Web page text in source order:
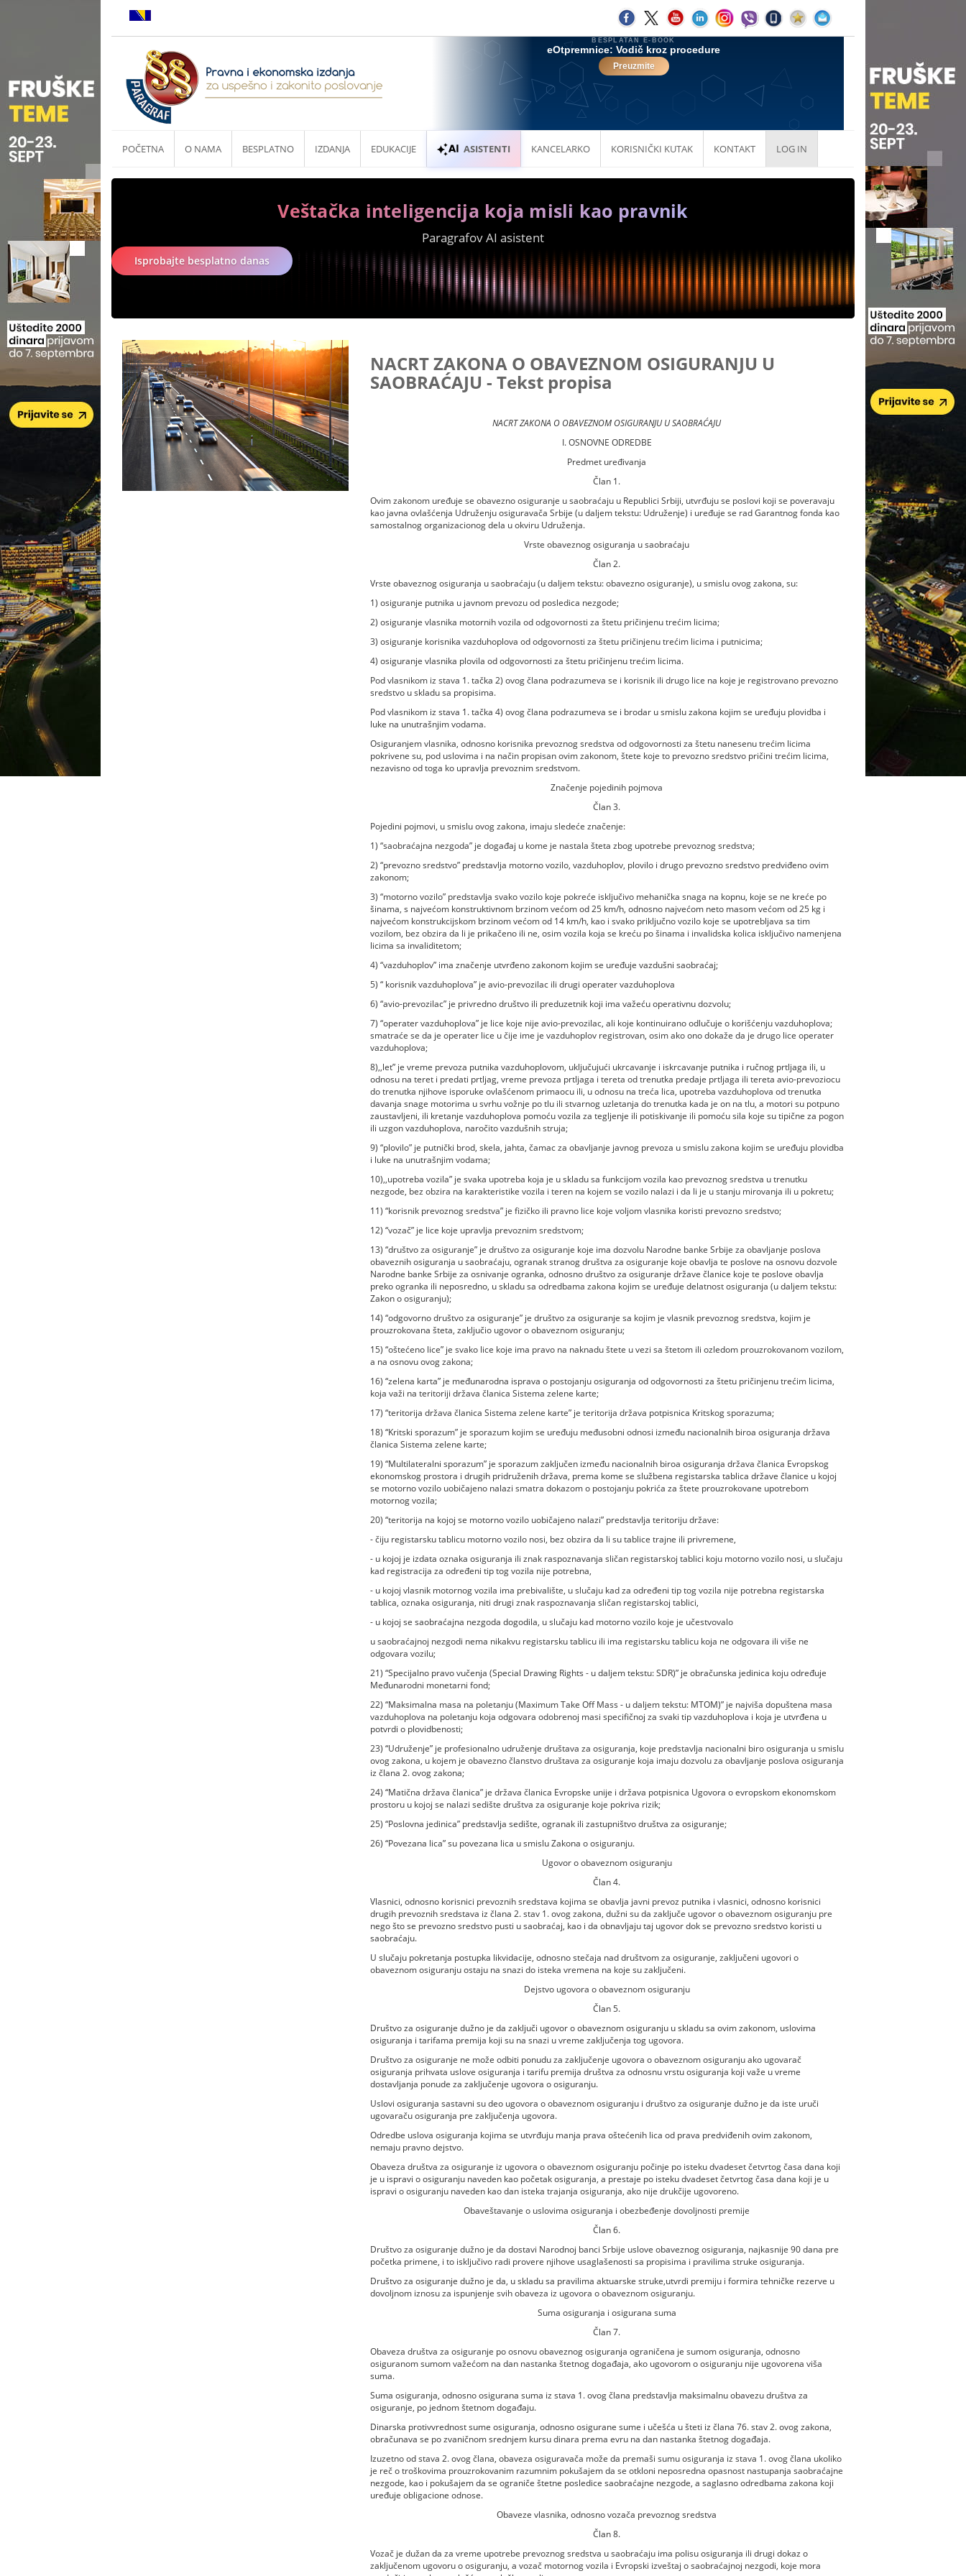
POČETNA O NAMA BESPLATNO IZDANJA EDUKACIJE ASISTENTI KANCELARKO KORISNIČKI KUTAK KONTAKT LOG IN
Veštačka inteligencija koja misli kao pravnik
Paragrafov AI asistent
Isprobajte besplatno danas
NACRT ZAKONA O OBAVEZNOM OSIGURANJU U
SAOBRAĆAJU - Tekst propisa
NACRT ZAKONA O OBAVEZNOM OSIGURANJU U SAOBRAĆAJU
I. OSNOVNE ODREDBE
Predmet uređivanja
Član 1.
Ovim zakonom uređuje se obavezno osiguranje u saobraćaju u Republici Srbiji, utvrđuju se poslovi koji se poveravaju
kao javna ovlašćenja Udruženju osiguravača Srbije (u daljem tekstu: Udruženje) i uređuje se rad Garantnog fonda kao
samostalnog organizacionog dela u okviru Udruženja.
Vrste obaveznog osiguranja u saobraćaju
Član 2.
Vrste obaveznog osiguranja u saobraćaju (u daljem tekstu: obavezno osiguranje), u smislu ovog zakona, su:
1) osiguranje putnika u javnom prevozu od posledica nezgode;
2) osiguranje vlasnika motornih vozila od odgovornosti za štetu pričinjenu trećim licima;
3) osiguranje korisnika vazduhoplova od odgovornosti za štetu pričinjenu trećim licima i putnicima;
4) osiguranje vlasnika plovila od odgovornosti za štetu pričinjenu trećim licima.
Pod vlasnikom iz stava 1. tačka 2) ovog člana podrazumeva se i korisnik ili drugo lice na koje je registrovano prevozno
sredstvo u skladu sa propisima.
Pod vlasnikom iz stava 1. tačka 4) ovog člana podrazumeva se i brodar u smislu zakona kojim se uređuju plovidba i
luke na unutrašnjim vodama.
Osiguranjem vlasnika, odnosno korisnika prevoznog sredstva od odgovornosti za štetu nanesenu trećim licima
pokrivene su, pod uslovima i na način propisan ovim zakonom, štete koje to prevozno sredstvo pričini trećim licima,
nezavisno od toga ko upravlja prevoznim sredstvom.
Značenje pojedinih pojmova
Član 3.
Pojedini pojmovi, u smislu ovog zakona, imaju sledeće značenje:
1) “saobraćajna nezgoda” je događaj u kome je nastala šteta zbog upotrebe prevoznog sredstva;
2) “prevozno sredstvo” predstavlja motorno vozilo, vazduhoplov, plovilo i drugo prevozno sredstvo predviđeno ovim
zakonom;
3) “motorno vozilo” predstavlja svako vozilo koje pokreće isključivo mehanička snaga na kopnu, koje se ne kreće po
šinama, s najvećom konstruktivnom brzinom većom od 25 km/h, odnosno najvećom neto masom većom od 25 kg i
najvećom konstrukcijskom brzinom većom od 14 km/h, kao i svako priključno vozilo koje se upotrebljava sa tim
vozilom, bez obzira da li je prikačeno ili ne, osim vozila koja se kreću po šinama i invalidska kolica isključivo namenjena
licima sa invaliditetom;
4) “vazduhoplov” ima značenje utvrđeno zakonom kojim se uređuje vazdušni saobraćaj;
5) “ korisnik vazduhoplova” je avio-prevozilac ili drugi operater vazduhoplova
6) “avio-prevozilac” je privredno društvo ili preduzetnik koji ima važeću operativnu dozvolu;
7) “operater vazduhoplova” je lice koje nije avio-prevozilac, ali koje kontinuirano odlučuje o korišćenju vazduhoplova;
smatraće se da je operater lice u čije ime je vazduhoplov registrovan, osim ako ono dokaže da je drugo lice operater
vazduhoplova;
8),,let” je vreme prevoza putnika vazduhoplovom, uključujući ukrcavanje i iskrcavanje putnika i ručnog prtljaga ili, u
odnosu na teret i predati prtljag, vreme prevoza prtljaga i tereta od trenutka predaje prtljaga ili tereta avio-prevoziocu
do trenutka njihove isporuke ovlašćenom primaocu ili, u odnosu na treća lica, upotreba vazduhoplova od trenutka
davanja snage motorima u svrhu vožnje po tlu ili stvarnog uzletanja do trenutka kada je on na tlu, a motori su potpuno
zaustavljeni, ili kretanje vazduhoplova pomoću vozila za tegljenje ili potiskivanje ili pomoću sila koje su tipične za pogon
ili uzgon vazduhoplova, naročito vazdušnih struja;
9) “plovilo” je putnički brod, skela, jahta, čamac za obavljanje javnog prevoza u smislu zakona kojim se uređuju plovidba
i luke na unutrašnjim vodama;
10),,upotreba vozila” je svaka upotreba koja je u skladu sa funkcijom vozila kao prevoznog sredstva u trenutku
nezgode, bez obzira na karakteristike vozila i teren na kojem se vozilo nalazi i da li je u stanju mirovanja ili u pokretu;
11) “korisnik prevoznog sredstva” je fizičko ili pravno lice koje voljom vlasnika koristi prevozno sredstvo;
12) “vozač” je lice koje upravlja prevoznim sredstvom;
13) “društvo za osiguranje” je društvo za osiguranje koje ima dozvolu Narodne banke Srbije za obavljanje poslova
obaveznih osiguranja u saobraćaju, ogranak stranog društva za osiguranje koje obavlja te poslove na osnovu dozvole
Narodne banke Srbije za osnivanje ogranka, odnosno društvo za osiguranje države članice koje te poslove obavlja
preko ogranka ili neposredno, u skladu sa odredbama zakona kojim se uređuje delatnost osiguranja (u daljem tekstu:
Zakon o osiguranju);
14) “odgovorno društvo za osiguranje” je društvo za osiguranje sa kojim je vlasnik prevoznog sredstva, kojim je
prouzrokovana šteta, zaključio ugovor o obaveznom osiguranju;
15) “oštećeno lice” je svako lice koje ima pravo na naknadu štete u vezi sa štetom ili ozledom prouzrokovanom vozilom,
a na osnovu ovog zakona;
16) “zelena karta” je međunarodna isprava o postojanju osiguranja od odgovornosti za štetu pričinjenu trećim licima,
koja važi na teritoriji država članica Sistema zelene karte;
17) “teritorija država članica Sistema zelene karte” je teritorija država potpisnica Kritskog sporazuma;
18) “Kritski sporazum” je sporazum kojim se uređuju međusobni odnosi između nacionalnih biroa osiguranja država
članica Sistema zelene karte;
19) “Multilateralni sporazum” je sporazum zaključen između nacionalnih biroa osiguranja država članica Evropskog
ekonomskog prostora i drugih pridruženih država, prema kome se službena registarska tablica države članice u kojoj
se motorno vozilo uobičajeno nalazi smatra dokazom o postojanju pokrića za štete prouzrokovane upotrebom
motornog vozila;
20) “teritorija na kojoj se motorno vozilo uobičajeno nalazi” predstavlja teritoriju države:
- čiju registarsku tablicu motorno vozilo nosi, bez obzira da li su tablice trajne ili privremene,
- u kojoj je izdata oznaka osiguranja ili znak raspoznavanja sličan registarskoj tablici koju motorno vozilo nosi, u slučaju
kad registracija za određeni tip tog vozila nije potrebna,
- u kojoj vlasnik motornog vozila ima prebivalište, u slučaju kad za određeni tip tog vozila nije potrebna registarska
tablica, oznaka osiguranja, niti drugi znak raspoznavanja sličan registarskoj tablici,
- u kojoj se saobraćajna nezgoda dogodila, u slučaju kad motorno vozilo koje je učestvovalo
u saobraćajnoj nezgodi nema nikakvu registarsku tablicu ili ima registarsku tablicu koja ne odgovara ili više ne
odgovara vozilu;
21) “Specijalno pravo vučenja (Special Drawing Rights - u daljem tekstu: SDR)” je obračunska jedinica koju određuje
Međunarodni monetarni fond;
22) “Maksimalna masa na poletanju (Maximum Take Off Mass - u daljem tekstu: MTOM)” je najviša dopuštena masa
vazduhoplova na poletanju koja odgovara odobrenoj masi specifičnoj za svaki tip vazduhoplova i koja je utvrđena u
potvrdi o plovidbenosti;
23) “Udruženje” je profesionalno udruženje društava za osiguranja, koje predstavlja nacionalni biro osiguranja u smislu
ovog zakona, u kojem je obavezno članstvo društava za osiguranje koja imaju dozvolu za obavljanje poslova osiguranja
iz člana 2. ovog zakona;
24) “Matična država članica” je država članica Evropske unije i država potpisnica Ugovora o evropskom ekonomskom
prostoru u kojoj se nalazi sedište društva za osiguranje koje pokriva rizik;
25) “Poslovna jedinica” predstavlja sedište, ogranak ili zastupništvo društva za osiguranje;
26) “Povezana lica” su povezana lica u smislu Zakona o osiguranju.
Ugovor o obaveznom osiguranju
Član 4.
Vlasnici, odnosno korisnici prevoznih sredstava kojima se obavlja javni prevoz putnika i vlasnici, odnosno korisnici
drugih prevoznih sredstava iz člana 2. stav 1. ovog zakona, dužni su da zaključe ugovor o obaveznom osiguranju pre
nego što se prevozno sredstvo pusti u saobraćaj, kao i da obnavljaju taj ugovor dok se prevozno sredstvo koristi u
saobraćaju.
U slučaju pokretanja postupka likvidacije, odnosno stečaja nad društvom za osiguranje, zaključeni ugovori o
obaveznom osiguranju ostaju na snazi do isteka vremena na koje su zaključeni.
Dejstvo ugovora o obaveznom osiguranju
Član 5.
Društvo za osiguranje dužno je da zaključi ugovor o obaveznom osiguranju u skladu sa ovim zakonom, uslovima
osiguranja i tarifama premija koji su na snazi u vreme zaključenja tog ugovora.
Društvo za osiguranje ne može odbiti ponudu za zaključenje ugovora o obaveznom osiguranju ako ugovarač
osiguranja prihvata uslove osiguranja i tarifu premija društva za odnosnu vrstu osiguranja koji važe u vreme
dostavljanja ponude za zaključenje ugovora o osiguranju.
Uslovi osiguranja sastavni su deo ugovora o obaveznom osiguranju i društvo za osiguranje dužno je da iste uruči
ugovaraču osiguranja pre zaključenja ugovora.
Odredbe uslova osiguranja kojima se utvrđuju manja prava oštećenih lica od prava predviđenih ovim zakonom,
nemaju pravno dejstvo.
Obaveza društva za osiguranje iz ugovora o obaveznom osiguranju počinje po isteku dvadeset četvrtog časa dana koji
je u ispravi o osiguranju naveden kao početak osiguranja, a prestaje po isteku dvadeset četvrtog časa dana koji je u
ispravi o osiguranju naveden kao dan isteka trajanja osiguranja, ako nije drukčije ugovoreno.
Obaveštavanje o uslovima osiguranja i obezbeđenje dovoljnosti premije
Član 6.
Društvo za osiguranje dužno je da dostavi Narodnoj banci Srbije uslove obaveznog osiguranja, najkasnije 90 dana pre
početka primene, i to isključivo radi provere njihove usaglašenosti sa propisima i pravilima struke osiguranja.
Društvo za osiguranje dužno je da, u skladu sa pravilima aktuarske struke,utvrdi premiju i formira tehničke rezerve u
dovoljnom iznosu za ispunjenje svih obaveza iz ugovora o obaveznom osiguranju.
Suma osiguranja i osigurana suma
Član 7.
Obaveza društva za osiguranje po osnovu obaveznog osiguranja ograničena je sumom osiguranja, odnosno
osiguranom sumom važećom na dan nastanka štetnog događaja, ako ugovorom o osiguranju nije ugovorena viša
suma.
Suma osiguranja, odnosno osigurana suma iz stava 1. ovog člana predstavlja maksimalnu obavezu društva za
osiguranje, po jednom štetnom događaju.
Dinarska protivvrednost sume osiguranja, odnosno osigurane sume i učešća u šteti iz člana 76. stav 2. ovog zakona,
obračunava se po zvaničnom srednjem kursu dinara prema evru na dan nastanka štetnog događaja.
Izuzetno od stava 2. ovog člana, obaveza osiguravača može da premaši sumu osiguranja iz stava 1. ovog člana ukoliko
je reč o troškovima prouzrokovanim razumnim pokušajem da se otkloni neposredna opasnost nastupanja saobraćajne
nezgode, kao i pokušajem da se ograniče štetne posledice saobraćajne nezgode, a saglasno odredbama zakona koji
uređuje obligacione odnose.
Obaveze vlasnika, odnosno vozača prevoznog sredstva
Član 8.
Vozač je dužan da za vreme upotrebe prevoznog sredstva u saobraćaju ima polisu osiguranja ili drugi dokaz o
zaključenom ugovoru o osiguranju, a vozač motornog vozila i Evropski izveštaj o saobraćajnoj nezgodi, koje mora